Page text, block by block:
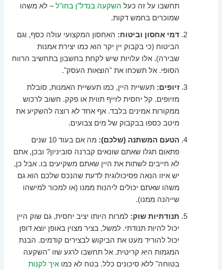
תחשבו על זה כעל השקעה בנדל"ן בחו"ל– לא משהו
שמוכרים בחמש דקות.
דמי אחסון וביטוח: האחסון המקצועי עולה כסף, וגם
הביטוח (כי בקבוק יין יקר הוא כמו יצירת אמנות
שבירה). אלו עלויות שיש לקחת בחשבון בתחשיב הרווח
הסופי. אל תשכחו את "הוצאות העסק".
זיופים: תעשיית היין, כמו תעשיית האמנות, סובלת
מזיופים. קל יחסית לזייף תווית או פקק. חשוב לרכוש
ממקורות אמינים בלבד. אף אחד לא רוצה להשקיע את
מיטב כספו בבקבוק של מים צבועים.
הטעם המשתנה (שלכם):
מה אם בעוד 10 שנים
פתאום תגלו שאתם שונאים קברנה סוביניון? ובכן, אתם
לא חייבים לשתות את היין שאתם משקיעים בו. אבל כן,
יש איזו הנאה פסיכולוגית לדעת שהנכס שלכם הוא גם
משהו שאתם יכולים ליהנות ממנו (או למכור למישהו
שייהנה ממנו).
תנודתיות שוק: למרות היותו יציב יחסית, גם שוק היין
יכול להיות תנודתי. למשל, בציר מצוין באופן יוצא דופן
יכול להוריד מעט את הביקוש לבצירים קודמים. הבנת
המגמות היא קריטית. אל תחשבו לרגע שזו "השקעה
בטוחה" ללא סיכונים כלל. בטח לא כמואיך לקנות